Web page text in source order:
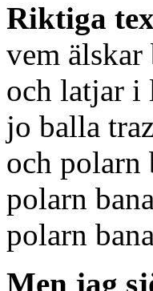
Riktiga
vem älskar
och latjar i
jo balla
och polarn
polarn
polarn
Men jag